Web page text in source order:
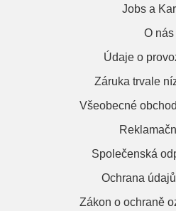
Jobs a
O nás
Údaje o
Záruka trvale
Všeobecné
Společenská
Ochrana
Zákon o ochraně